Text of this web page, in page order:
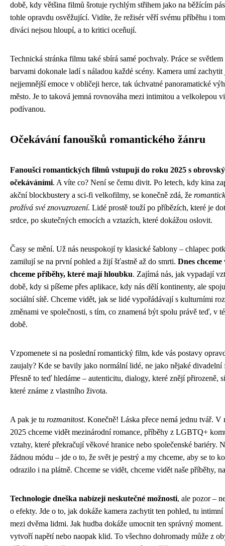
době, kdy většina filmů šrotuje rychlým střihem jako na běžícím
tohle opravdu osvěžující. Vidíte, že režisér věří svému příběhu i
diváci nejsou hloupí, a to kritici oceňují.
Technická stránka filmu také sbírá samé pochvaly. Práce se světlem
barvami dokonale ladí s náladou každé scény. Kamera umí
nejjemnější emoce v obličeji herce, tak úchvatné panoramatické
město. Je to taková jemná rovnováha mezi intimitou a velkolepou
podívanou.
Očekávání fanoušků romantického žánru
Fanoušci romantických filmů vstupují do roku 2025 s
očekáváními. A víte co? Není se čemu divit. Po letech, kdy kina
akční blockbustery a sci-fi velkofilmy, se konečně zdá, že
prožívá své znovuzrození. Lidé prostě touží po příbězích, které je
srdce, po skutečných emocích a vztazích, které dokážou oslovit.
Časy se mění. Už nás neuspokojí ty klasické šablony – chlapec
zamilují se na první pohled a žijí šťastně až do smrti. Dnes chceme
chceme příběhy, které mají hloubku. Zajímá nás, jak vypadají
době, kdy si píšeme přes aplikace, kdy nás dělí kontinenty, ale
sociální sítě. Chceme vidět, jak se lidé vypořádávají s kulturními
změnami ve společnosti, s tím, co znamená být spolu právě teď, v
době.
Vzpomenete si na poslední romantický film, kde vás postavy
zaujaly? Kde se bavily jako normální lidé, ne jako nějaké divadelní
Přesně to teď hledáme – autenticitu, dialogy, které znějí přirozeně,
které známe z vlastního života.
A pak je tu rozmanitost. Konečně! Láska přece nemá jednu tvář. V
2025 chceme vidět mezinárodní romance, příběhy z LGBTQ+
vztahy, které překračují věkové hranice nebo společenské bariéry.
žádnou módu – jde o to, že svět je pestrý a my chceme, aby se to
odrazilo i na plátně. Chceme se vidět, chceme vidět naše příběhy,
Technologie dneška nabízejí neskutečné možnosti, ale pozor –
o efekty. Jde o to, jak dokáže kamera zachytit ten pohled, tu
mezi dvěma lidmi. Jak hudba dokáže umocnit ten správný moment.
vytvoří napětí nebo naopak klid. To všechno dohromady může z